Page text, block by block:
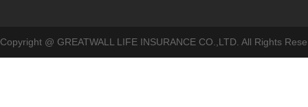
Copyright @ GREATWALL LIFE INSURANCE CO.,LTD. All Rights